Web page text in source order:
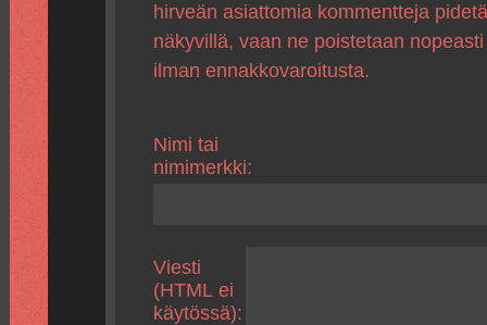
hirveän asiattomia kommentteja pidetä
näkyvillä, vaan ne poistetaan
ilman ennakkovaroitusta.
Nimi tai
nimimerkki:
Viesti
(HTML ei
käytössä):